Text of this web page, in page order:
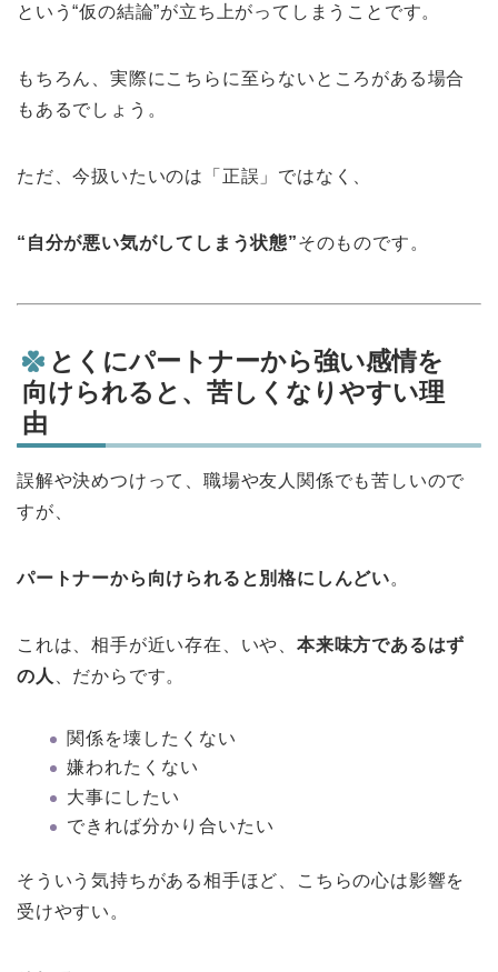
という“仮の結論”が立ち上がってしまうことです。
もちろん、実際にこちらに至らないところがある場合
もあるでしょう。
ただ、今扱いたいのは「正誤」ではなく、
“自分が悪い気がしてしまう状態”そのものです。
とくにパートナーから強い感情を
向けられると、苦しくなりやすい理
由
誤解や決めつけって、職場や友人関係でも苦しいので
すが、
パートナーから向けられると別格にしんどい。
これは、相手が近い存在、いや、 本来味方であるはず
の人
、だからです。
関係を壊したくない
嫌われたくない
大事にしたい
できれば分かり合いたい
そういう気持ちがある相手ほど、こちらの心は影響を
受けやすい。